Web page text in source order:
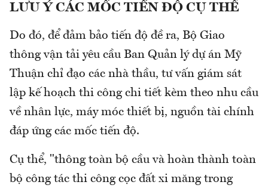
LƯU Ý CÁC MỐC TIẾN ĐỘ CỤ THỂ
Do đó, để đảm bảo tiến độ đề ra, Bộ Giao
thông vận tải yêu cầu Ban Quản lý dự án Mỹ
Thuận chỉ đạo các nhà thầu, tư vấn giám sát
lập kế hoạch thi công chi tiết kèm theo nhu cầu
về nhân lực, máy móc thiết bị, nguồn tài chính
đáp ứng các mốc tiến độ.
Cụ thể, "thông toàn bộ cầu và hoàn thành toàn
bộ công tác thi công cọc đất xi măng trong